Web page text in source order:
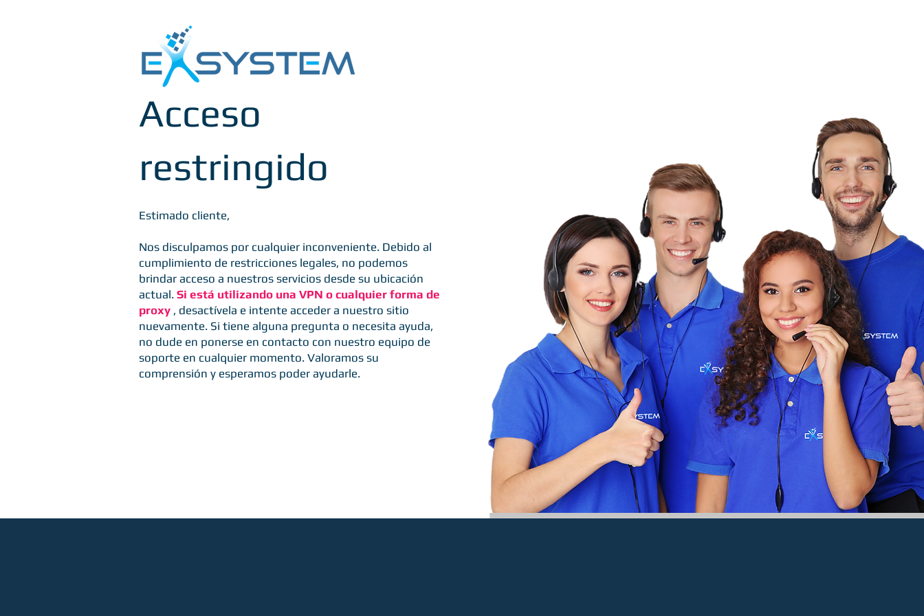
Acceso
restringido
Estimado cliente,
Nos disculpamos por cualquier inconveniente. Debido al
cumplimiento de restricciones legales, no podemos
brindar acceso a nuestros servicios desde su ubicación
actual. Si está utilizando una VPN o cualquier forma de
proxy , desactívela e intente acceder a nuestro sitio
nuevamente. Si tiene alguna pregunta o necesita ayuda,
no dude en ponerse en contacto con nuestro equipo de
soporte en cualquier momento. Valoramos su
comprensión y esperamos poder ayudarle.